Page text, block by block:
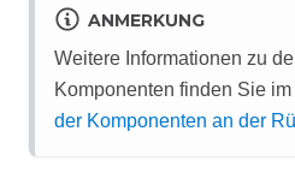
ANMERKUNG
Weitere Informationen zu
Komponenten finden Sie
der Komponenten an der